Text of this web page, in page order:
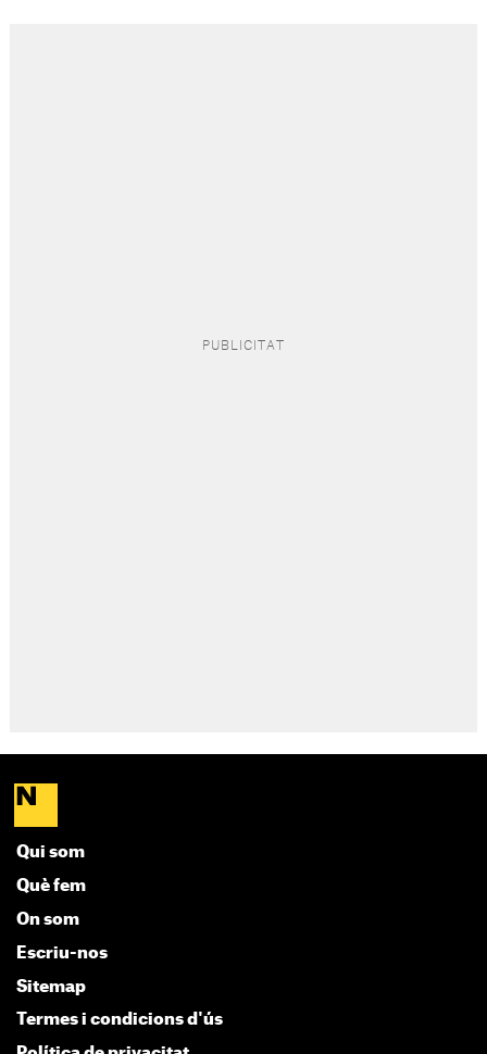
Qui som
Què fem
On som
Escriu-nos
Sitemap
Termes i condicions d'ús